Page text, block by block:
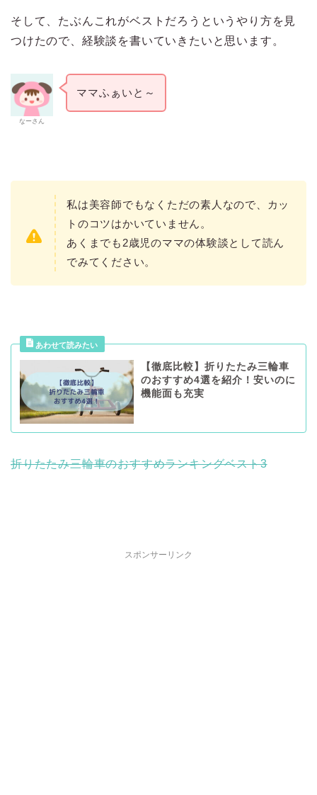
そして、たぶんこれがベストだろうというやり方を見
つけたので、経験談を書いていきたいと思います。
なーさん
ママふぁいと～
私は美容師でもなくただの素人なので、カッ
トのコツはかいていません。
あくまでも2歳児のママの体験談として読ん
でみてください。
【徹底比較】折りたたみ三輪車
のおすすめ4選を紹介！安いのに
機能面も充実
折りたたみ三輪車のおすすめランキングベスト3
スポンサーリンク